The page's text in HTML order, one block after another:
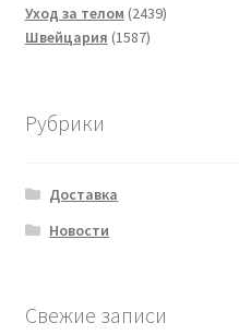
товара
Уход за телом 24392439
Швейцария 15871587
Рубрики
Доставка
Новости
Свежие записи